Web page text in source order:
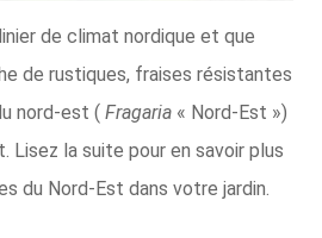
de climat nordique et que
de rustiques, fraises résistantes
nord-est ( Fragaria « Nord-Est »)
la suite pour en savoir plus
du Nord-Est dans votre jardin.